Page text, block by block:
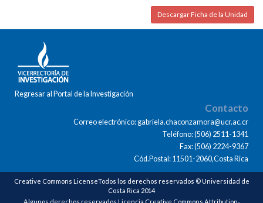
Descargar Ficha de la Unidad
Regresar al Portal de la Investigación
Contacto
Correo electrónico: gabriela.chaconzamora@ucr.ac.cr
Teléfono: (506) 2511-1341
Fax: (506) 2224-9367
Cód.Postal: 11501-2060,Costa Rica
Creative Commons LicenseTodos los derechos reservados © Universidad de
Costa Rica 2014